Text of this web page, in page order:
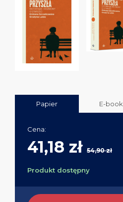
Papier E-book
Cena:
41,18 zł 54,90 zł
Produkt dostępny